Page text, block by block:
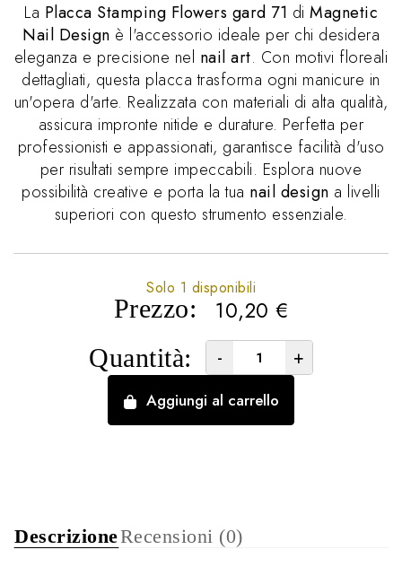
La Placca Stamping Flowers gard 71 di Magnetic
Nail Design è l'accessorio ideale per chi desidera
eleganza e precisione nel nail art. Con motivi floreali
dettagliati, questa placca trasforma ogni manicure in
un'opera d'arte. Realizzata con materiali di alta qualità,
assicura impronte nitide e durature. Perfetta per
professionisti e appassionati, garantisce facilità d'uso
per risultati sempre impeccabili. Esplora nuove
possibilità creative e porta la tua nail design a livelli
superiori con questo strumento essenziale.
Prezzo: 10,20 €
Solo 1 disponibili
Quantità: - +
Aggiungi al carrello
DescrizioneRecensioni (0)